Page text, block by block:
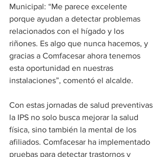
Municipal: “Me parece excelente
porque ayudan a detectar problemas
relacionados con el hígado y los
riñones. Es algo que nunca hacemos, y
gracias a Comfacesar ahora tenemos
esta oportunidad en nuestras
instalaciones”, comentó el alcalde.
Con estas jornadas de salud preventivas
la IPS no solo busca mejorar la salud
física, sino también la mental de los
afiliados. Comfacesar ha implementado
pruebas para detectar trastornos y